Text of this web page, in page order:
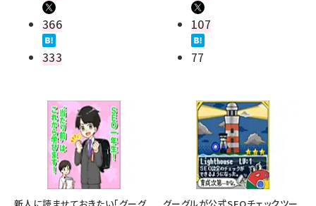
366
333
107
77
新人に読ませておきたい「グーグ
グーグルが公式SEOチェックツー